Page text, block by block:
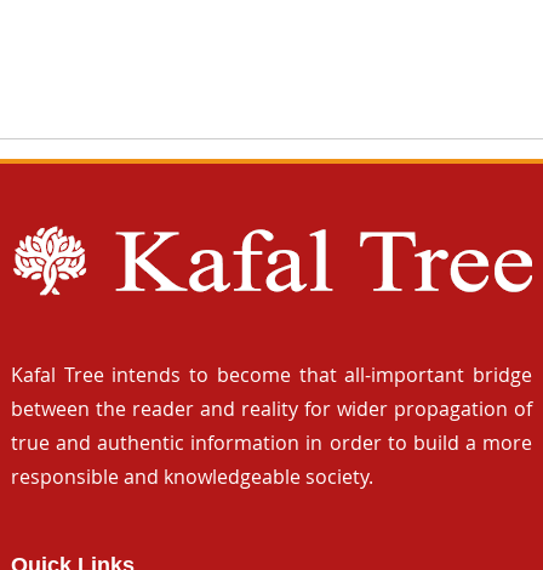
Kafal Tree intends to become that all-important bridge
between the reader and reality for wider propagation of
true and authentic information in order to build a more
responsible and knowledgeable society.